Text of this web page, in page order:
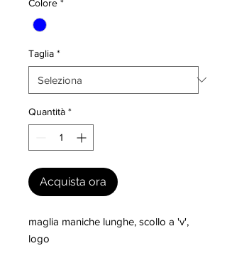
Colore *
Taglia *
Quantità *
Acquista ora
maglia maniche lunghe, scollo a 'v',
logo